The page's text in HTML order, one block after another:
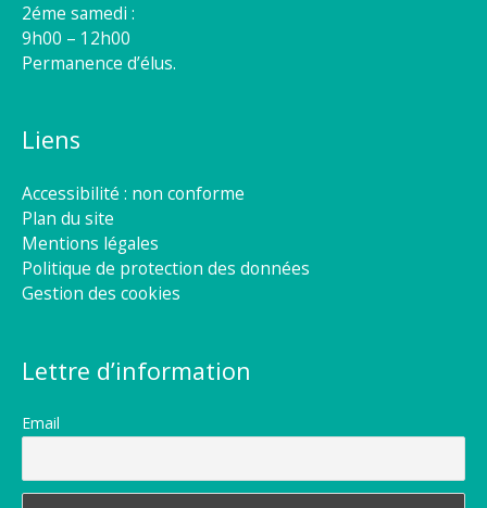
2éme samedi :
9h00 – 12h00
Permanence d’élus.
Liens
Accessibilité : non conforme
Plan du site
Mentions légales
Politique de protection des données
Gestion des cookies
Lettre d’information
Email